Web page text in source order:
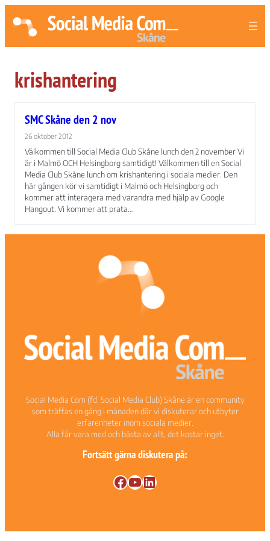
krishantering
SMC Skåne den 2 nov
26 oktober 2012
Välkommen till Social Media Club Skåne lunch den 2 november Vi
är i Malmö OCH Helsingborg samtidigt! Välkommen till en Social
Media Club Skåne lunch om krishantering i sociala medier. Den
här gången kör vi samtidigt i Malmö och Helsingborg och
kommer att interagera med varandra med hjälp av Google
Hangout. Vi kommer att prata…
Social Media Com (fd. Social Media Club) Skåne är en community
som träffas en gång i månaden där vi diskuterar och utbyter
erfarenheter inom sociala medier.
Alla får vara med och bästa av allt, det kostar inget.
Fortsätt gärna diskutera på:
Facebook
YouTube
LinkedIn
välja bort. De
behövs för att
över huvud
kunna